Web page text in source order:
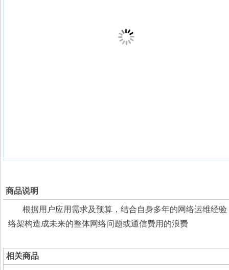
商品说明
根据用户应用需求及预算，结合自身多年的网络运维经验
络架构造成未来的整体网络问题或通信费用的浪费
相关商品